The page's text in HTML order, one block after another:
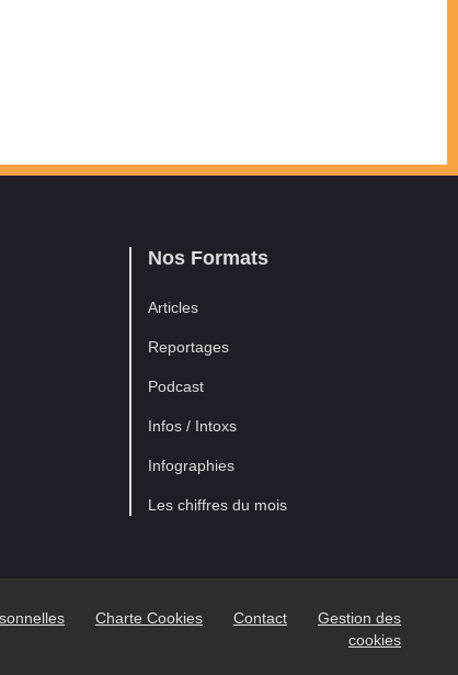
Nos Formats
Articles
Reportages
Podcast
Infos / Intoxs
Infographies
Les chiffres du mois
Charte Cookies Contact
Gestion des
cookies